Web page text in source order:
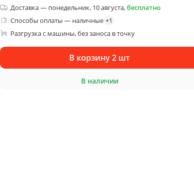
Доставка— понедельник, 10 августа,бесплатно
Способы оплаты — наличные +1
Разгрузка с машины, без заноса в точку
В корзину 2 шт
В наличии